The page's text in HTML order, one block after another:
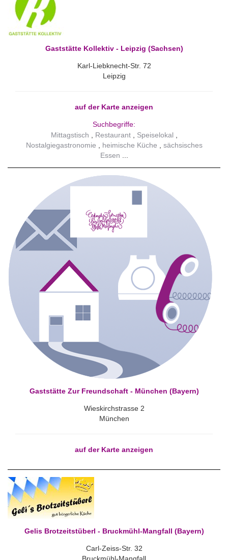
Gaststätte Kollektiv - Leipzig (Sachsen)
Karl-Liebknecht-Str. 72
Leipzig
auf der Karte anzeigen
Suchbegriffe:
Mittagstisch
Restaurant
Speiselokal
Nostalgiegastronomie
heimische Küche
sächsisches
Essen
Gaststätte Zur Freundschaft - München (Bayern)
Wieskirchstrasse 2
München
auf der Karte anzeigen
Gelis Brotzeitstüberl - Bruckmühl-Mangfall (Bayern)
Carl-Zeiss-Str. 32